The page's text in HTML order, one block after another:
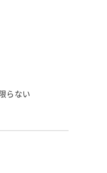
らない